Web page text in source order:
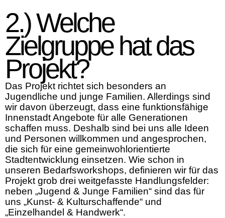
2.) Welche
Zielgruppe hat das
Projekt?
Das Projekt richtet sich besonders an
Jugendliche und junge Familien. Allerdings sind
wir davon überzeugt, dass eine funktionsfähige
Innenstadt Angebote für alle Generationen
schaffen muss. Deshalb sind bei uns alle Ideen
und Personen willkommen und angesprochen,
die sich für eine gemeinwohlorientierte
Stadtentwicklung einsetzen. Wie schon in
unseren Bedarfsworkshops, definieren wir für das
Projekt grob drei weitgefasste Handlungsfelder:
neben „Jugend & Junge Familien“ sind das für
uns „Kunst- & Kulturschaffende“ und
„Einzelhandel & Handwerk“.